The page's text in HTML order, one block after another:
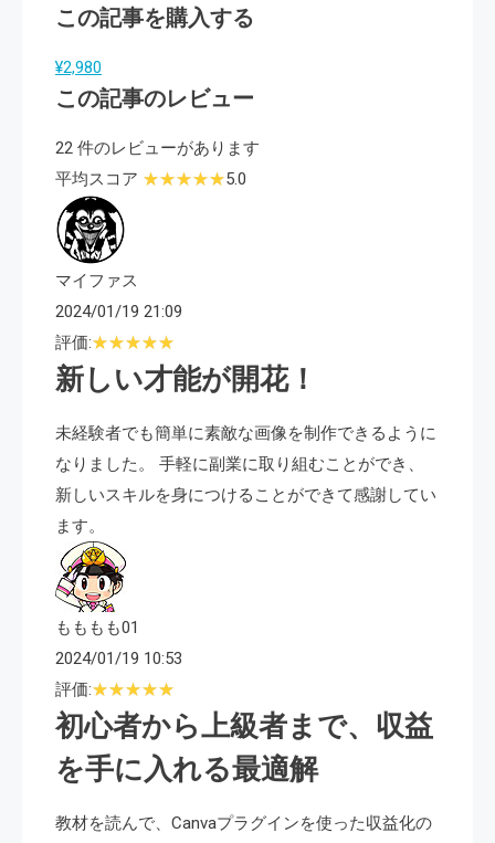
この記事を購入する
¥2,980
この記事のレビュー
22 件のレビューがあります
平均スコア
5.0
マイファス
2024/01/19 21:09
評価:
新しい才能が開花！
未経験者でも簡単に素敵な画像を制作できるように
なりました。 手軽に副業に取り組むことができ、
新しいスキルを身につけることができて感謝してい
ます。
もももも01
2024/01/19 10:53
評価:
初心者から上級者まで、収益
を手に入れる最適解
教材を読んで、Canvaプラグインを使った収益化の